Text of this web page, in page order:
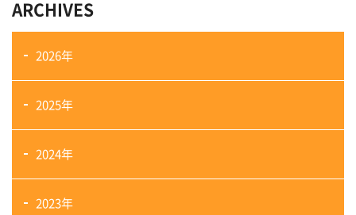
ARCHIVES
2026年
2025年
2024年
2023年